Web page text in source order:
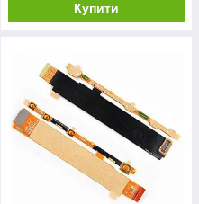
Купити